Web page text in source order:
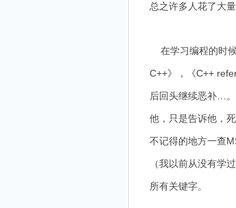
总之许多人花了大
在学习编程的时候
C++》，《C++
后回头继续恶补…。
他，只是告诉他，
不记得的地方一查
（我以前从没有学
所有关键字。